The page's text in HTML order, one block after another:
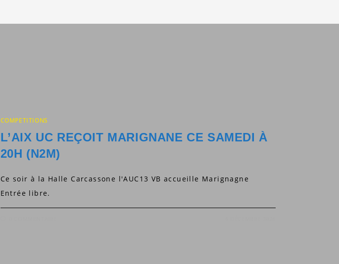
COMPETITIONS
L’AIX UC REÇOIT MARIGNANE CE SAMEDI À
20H (N2M)
Ce soir à la Halle Carcassone l'AUC13 VB accueille Marignagne
Entrée libre.